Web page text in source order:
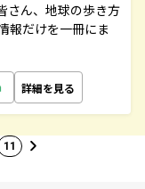
さん、地球の歩き方
報だけを一冊にま
詳細を見る
11